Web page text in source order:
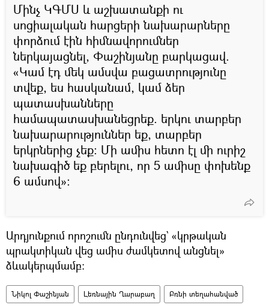
Մինչ ԿԳՄՍ և աշխատանքի ու
սոցիալական հարցերի նախարարները
փորձում էին հիմնավորումներ
ներկայացնել, Փաշինյանը բարկացավ.
«Կամ էդ մեկ ամսվա բացատրությունը
տվեք, ես հասկանամ, կամ ձեր
պատասխանները
համապատասխանեցրեք. երկու տարբեր
նախարարություններ եք, տարբեր
երկրներից չեք։ Մի ամիս հետո էլ մի ուրիշ
նախագիծ եք բերելու, որ 5 ամիսը փոխենք
6 ամսով»։
Արդյունքում որոշումն ընդունվեց` «կրթական
պրակտիկան վեց ամիս ժամկետով անցնել»
ձևակերպմամբ։
Նիկոլ Փաշինյան Լեռնային Ղարաբաղ Բռնի տեղահանված